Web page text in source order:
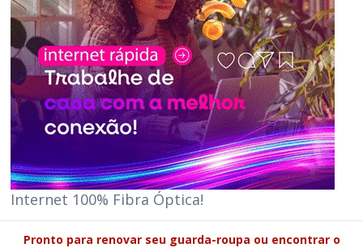
Internet 100% Fibra Óptica!
Pronto para renovar seu guarda-roupa ou encontrar o